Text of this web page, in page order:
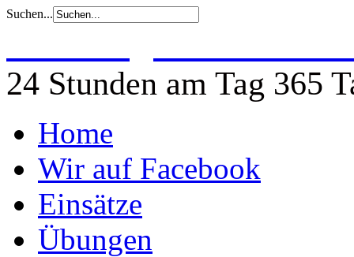
Suchen...
24 Stunden am Tag 365
Home
Wir auf Facebook
Einsätze
Übungen